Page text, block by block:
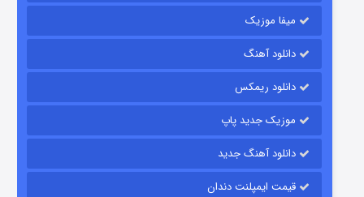
قسمت۱۵ (دوبله) منتشر شد
میفا موزیک
دانلود آهنگ
دانلود ریمکس
موزیک جدید پاپ
دانلود آهنگ جدید
قیمت ایمپلنت دندان